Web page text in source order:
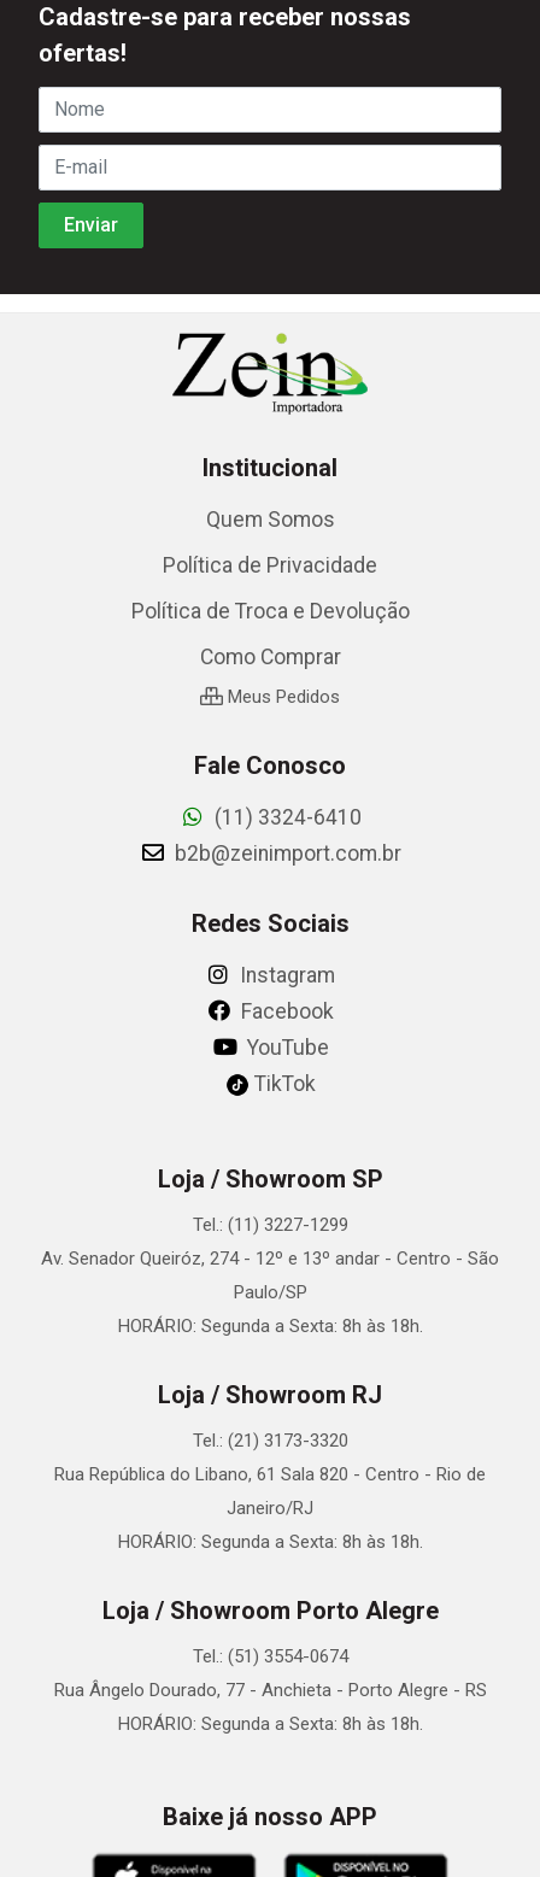
Cadastre-se para receber nossas
ofertas!
Institucional
Quem Somos
Política de Privacidade
Política de Troca e Devolução
Como Comprar
Meus Pedidos
Fale Conosco
(11) 3324-6410
b2b@zeinimport.com.br
Redes Sociais
Instagram
Facebook
YouTube
TikTok
Loja / Showroom SP
Tel.: (11) 3227-1299
Av. Senador Queiróz, 274 - 12º e 13º andar - Centro - São
Paulo/SP
HORÁRIO: Segunda a Sexta: 8h às 18h.
Loja / Showroom RJ
Tel.: (21) 3173-3320
Rua República do Libano, 61 Sala 820 - Centro - Rio de
Janeiro/RJ
HORÁRIO: Segunda a Sexta: 8h às 18h.
Loja / Showroom Porto Alegre
Tel.: (51) 3554-0674
Rua Ângelo Dourado, 77 - Anchieta - Porto Alegre - RS
HORÁRIO: Segunda a Sexta: 8h às 18h.
Baixe já nosso APP